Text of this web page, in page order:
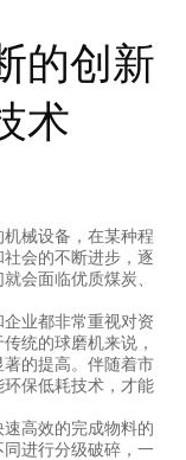
的创新
术
械设备，在某种程
会的不断进步，逐
会面临优质煤炭、
业都非常重视对资
统的球磨机来说，
的提高。伴随着市
保低耗技术，才能
高效的完成物料的
进行分级破碎，一